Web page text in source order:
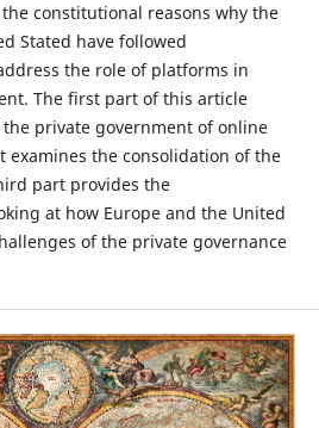
constitutional reasons why the
Stated have followed
the role of platforms in
The first part of this article
private government of online
examines the consolidation of the
part provides the
at how Europe and the United
of the private governance